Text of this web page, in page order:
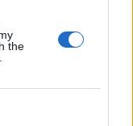
the
L'AUTEUR